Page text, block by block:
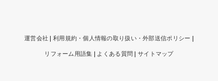
運営会社 利用規約・個人情報の取り扱い・外部送信ポリシー
リフォーム用語集 よくある質問 サイトマップ